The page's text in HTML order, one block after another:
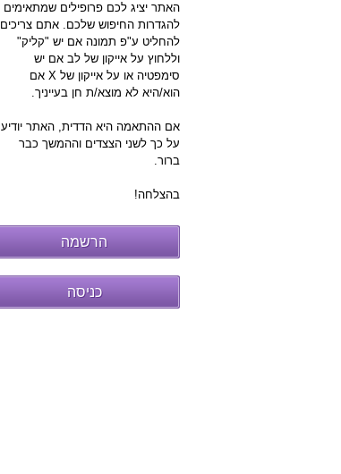
האתר יציג לכם פרופילים שמתאימים
להגדרות החיפוש שלכם. אתם צריכים
להחליט ע"פ תמונה אם יש "קליק"
וללחוץ על אייקון של לב אם יש
סימפטיה או על אייקון של X אם
הוא/היא לא מוצא/ת חן בעייניך.
אם ההתאמה היא הדדית, האתר יודיע
על כך לשני הצצדים וההמשך כבר
ברור.
בהצלחה!